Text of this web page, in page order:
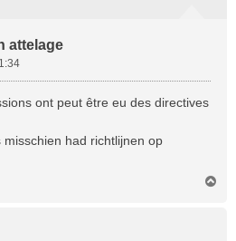
attelage
ont peut être eu des directives
misschien had richtlijnen op